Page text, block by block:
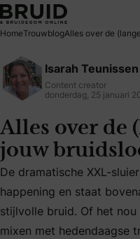
Alles over de (lange)
HomeTrouwblogAlles over de
Isarah Teunissen
Content creator
donderdag, 25 januari
Alles over de
jouw
De dramatische XXL-
De dramatische XXL-
happening en staat
stijlvolle bruid. Of het
mixen met hedendaagse